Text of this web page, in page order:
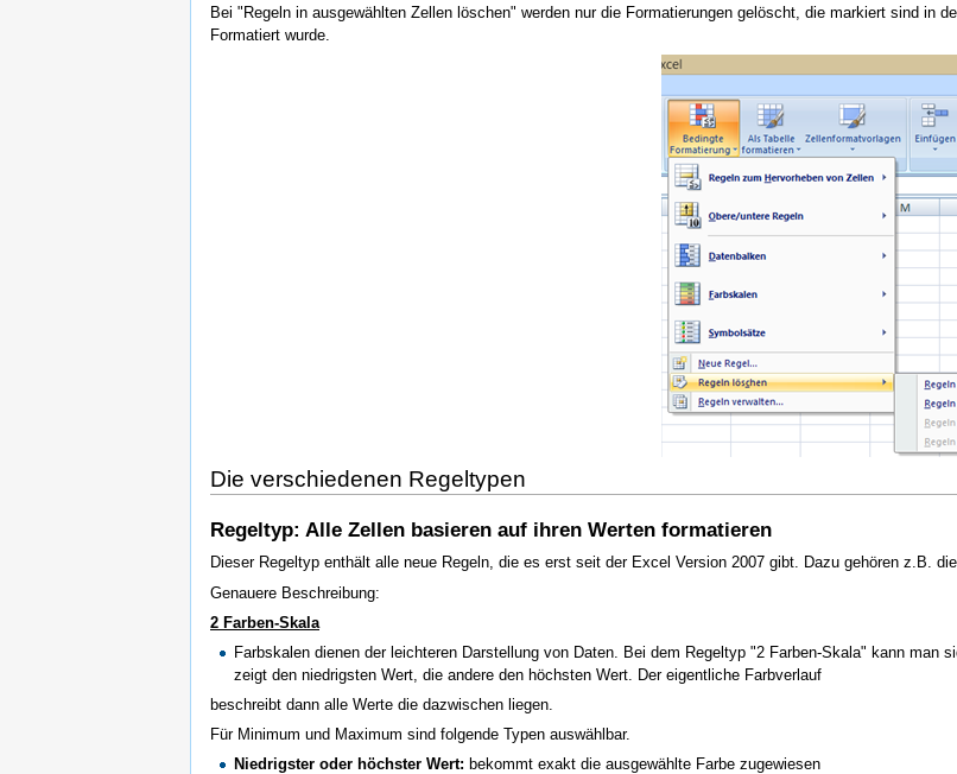
Bei "Regeln in ausgewählten Zellen löschen" werden nur die Formatierungen gelöscht, die markiert sind in
Formatiert wurde.
Die verschiedenen Regeltypen
Regeltyp: Alle Zellen basieren auf ihren Werten formatieren
Dieser Regeltyp enthält alle neue Regeln, die es erst seit der Excel Version 2007 gibt. Dazu gehören z.B.
Genauere Beschreibung:
2 Farben-Skala
Farbskalen dienen der leichteren Darstellung von Daten. Bei dem Regeltyp "2 Farben-Skala" kann man
zeigt den niedrigsten Wert, die andere den höchsten Wert. Der eigentliche Farbverlauf
beschreibt dann alle Werte die dazwischen liegen.
Für Minimum und Maximum sind folgende Typen auswählbar.
Niedrigster oder höchster Wert: bekommt exakt die ausgewählte Farbe zugewiesen